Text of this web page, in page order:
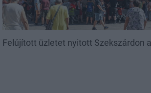
Felújított üzletet nyitott Szekszárdon